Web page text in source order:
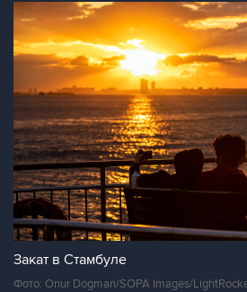
Закат в Стамбуле
Фото: Onur Dogman/SOPA Images/